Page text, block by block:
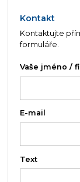
Kontakt
Kontaktujte
formuláře.
Vaše jméno /
E-mail
Text